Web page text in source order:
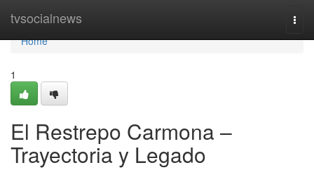
tvsocialnews
Home
Home
1
El Restrepo Carmona –
Trayectoria y Legado